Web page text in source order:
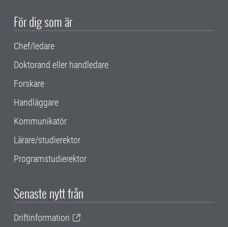
För dig som är
Chef/ledare
Doktorand eller handledare
Forskare
Handläggare
Kommunikatör
Lärare/studierektor
Programstudierektor
Senaste nytt från
Driftinformation